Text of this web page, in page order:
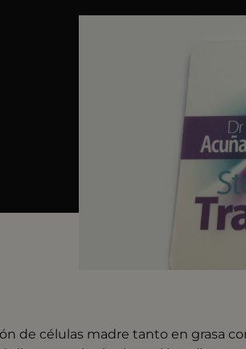
de células madre tanto en grasa